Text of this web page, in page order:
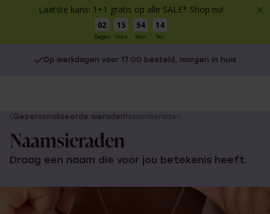
Laatste kans: 1+1 gratis op alle SALE* Shop nu!
02
Dagen
15
Uren
54
Min
13
Sec
Op werkdagen voor 17:00 besteld, morgen in huis
You
are
here:
Gepersonaliseerde sieraden Naamsieraden
Naamsieraden
Draag een naam die voor jou betekenis heeft.